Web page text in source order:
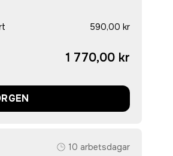
590,00 kr
1 770,00 kr
10 arbetsdagar